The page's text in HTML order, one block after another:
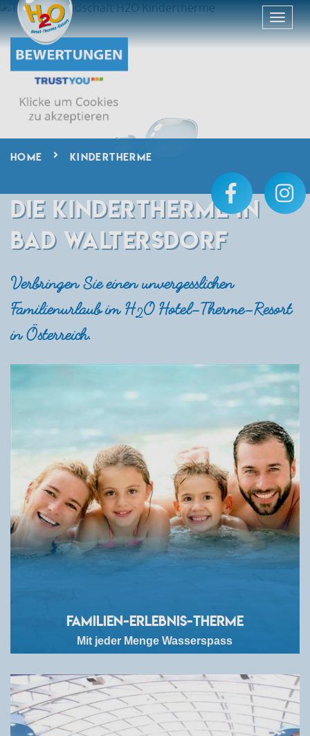
HOME KINDERTHERME
DIE KINDERTHERME IN
BAD WALTERSDORF
Verbringen Sie einen unvergesslichen
Familienurlaub im H2O Hotel-Therme-Resort
in Österreich.
Familien-Erlebnis-Therme
Mit jeder Menge Wasserspass